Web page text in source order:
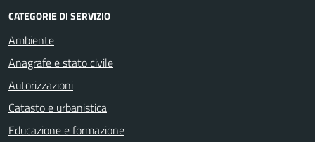
CATEGORIE DI SERVIZIO
Ambiente
Anagrafe e stato civile
Autorizzazioni
Catasto e urbanistica
Educazione e formazione